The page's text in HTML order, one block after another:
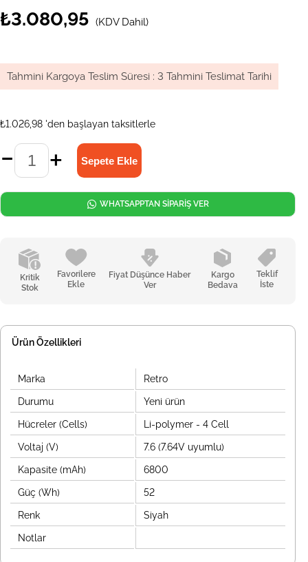
₺3.080,95 (KDV Dahil)
Tahmini Kargoya Teslim Süresi : 3 Tahmini Teslimat Tarihi
₺1.026,98 'den başlayan taksitlerle
Kritik
Stok
Favorilere
Ekle
Fiyat Düşünce Haber
Ver
Kargo
Bedava
Teklif
İste
WHATSAPPTAN SİPARİŞ VER
Ürün Özellikleri
Marka Retro
Durumu Yeni ürün
Hücreler (Cells) Li-polymer - 4 Cell
Voltaj (V) 7.6 (7.64V uyumlu)
Kapasite (mAh) 6800
Güç (Wh) 52
Renk Siyah
Notlar